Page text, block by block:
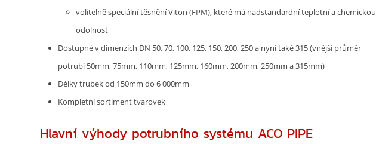
volitelně speciální těsnění Viton (FPM), které má nadstandardní teplotní a chemickou
odolnost
Dostupné v dimenzích DN 50, 70, 100, 125, 150, 200, 250 a nyní také 315 (vnější průměr
potrubí 50mm, 75mm, 110mm, 125mm, 160mm, 200mm, 250mm a 315mm)
Délky trubek od 150mm do 6 000mm
Kompletní sortiment tvarovek
Hlavní výhody potrubního systému ACO PIPE